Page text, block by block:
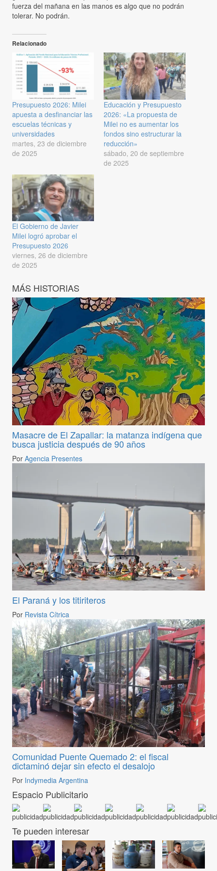
fuerza del mañana en las manos es algo que no podrán
tolerar. No podrán.
Relacionado
Presupuesto 2026: Milei
apuesta a desfinanciar las
escuelas técnicas y
universidades
martes, 23 de diciembre
de 2025
Educación y Presupuesto
2026: «La propuesta de
Milei no es aumentar los
fondos sino estructurar la
reducción»
sábado, 20 de septiembre
de 2025
El Gobierno de Javier
Milei logró aprobar el
Presupuesto 2026
viernes, 26 de diciembre
de 2025
MÁS HISTORIAS
Masacre de El Zapallar: la matanza indígena que
busca justicia después de 90 años
Por Agencia Presentes
El Paraná y los titiriteros
Por Revista Cítrica
Comunidad Puente Quemado 2: el fiscal
dictaminó dejar sin efecto el desalojo
Por Indymedia Argentina
Espacio Publicitario
Te pueden interesar